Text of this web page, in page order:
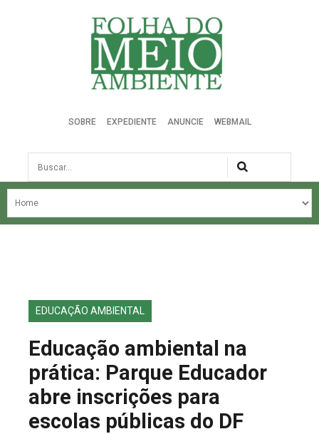
Folha do Meio Ambiente
SOBRE EXPEDIENTE ANUNCIE WEBMAIL
Busca
NOSSA HISTÓRIA
EDIÇÕES ANTERIORES
FALE CONOSCO
EDUCAÇÃO AMBIENTAL
Educação ambiental na
prática: Parque Educador
abre inscrições para
escolas públicas do DF